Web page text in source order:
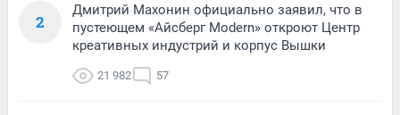
2
Дмитрий Махонин официально заявил, что в
пустеющем «Айсберг Modern» откроют Центр
креативных индустрий и корпус Вышки
21 982 57